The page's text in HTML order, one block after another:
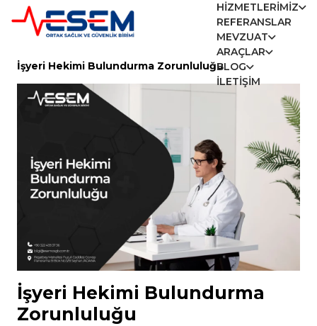
HIZMETLERIMIZ
REFERANSLAR
MEVZUAT
ARAÇLAR
BLOG
İLETIŞIM
İşyeri Hekimi Bulundurma Zorunluluğu
İşyeri Hekimi Bulundurma
Zorunluluğu